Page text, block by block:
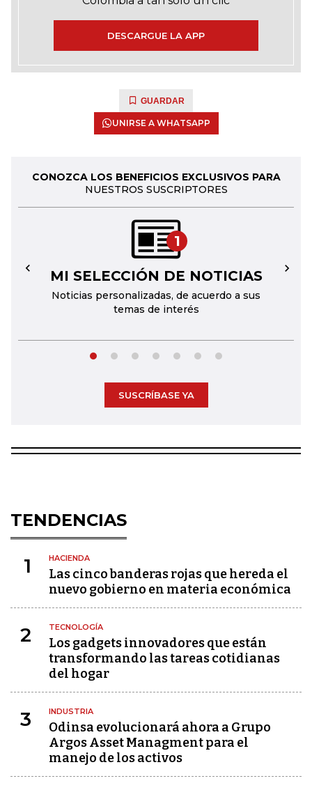
DESCARGUE LA APP
GUARDAR
UNIRSE A WHATSAPP
CONOZCA LOS BENEFICIOS EXCLUSIVOS PARA
NUESTROS SUSCRIPTORES
1
MI SELECCIÓN DE NOTICIAS
Noticias personalizadas, de acuerdo a sus
temas de interés
← →
SUSCRÍBASE YA
TENDENCIAS
1 HACIENDA
Las cinco banderas rojas que hereda el
nuevo gobierno en materia económica
2 TECNOLOGÍA
Los gadgets innovadores que están
transformando las tareas cotidianas
del hogar
3 INDUSTRIA
Odinsa evolucionará ahora a Grupo
Argos Asset Managment para el
manejo de los activos